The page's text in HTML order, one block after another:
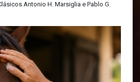
Antonio H. Marsiglia e Pablo G.